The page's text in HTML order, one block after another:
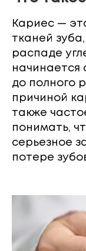
Кариес —
тканей
распаде
начинается
до полного
причиной
также
понимать,
серьезное
потере